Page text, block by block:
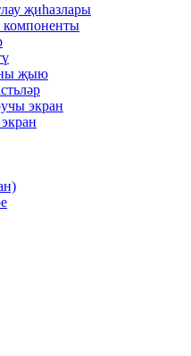
җиһазлары
компоненты
җыю
экран